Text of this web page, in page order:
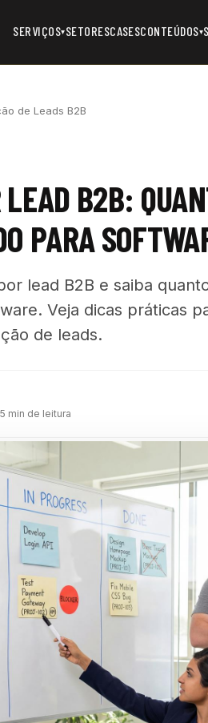
SERVIÇOS▾SETORESCASESCONTEÚDOS▾
de Leads B2B
LEAD B2B:
PARA
lead B2B e saiba
Veja dicas práticas
de leads.
5 min de leitura